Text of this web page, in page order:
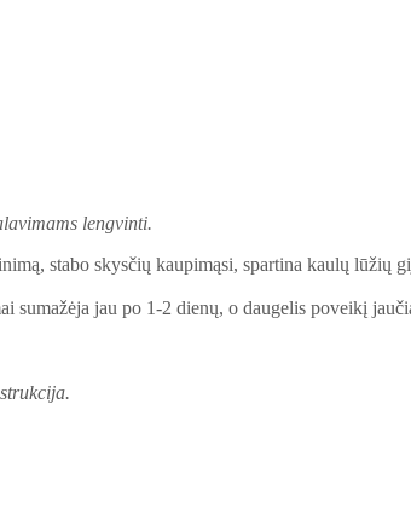
lengvinti.
stabo skysčių kaupimąsi, spartina kaulų lūžių
sumažėja jau po 1-2 dienų, o daugelis poveikį